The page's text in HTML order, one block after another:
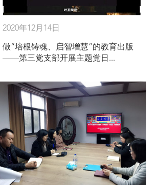
2020年12月14日
做“培根铸魂、启智增慧”的教育出版
——第三党支部开展主题党日...